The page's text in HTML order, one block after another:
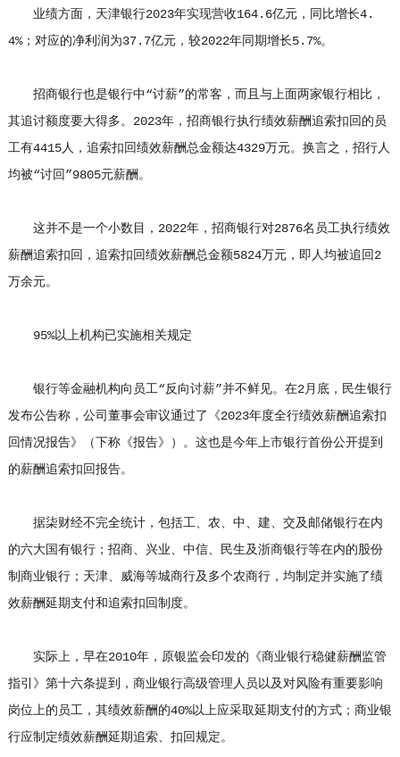
业绩方面，天津银行2023年实现营收164.6亿元，同比增长4.
4%；对应的净利润为37.7亿元，较2022年同期增长5.7%。
招商银行也是银行中“讨薪”的常客，而且与上面两家银行相比，
其追讨额度要大得多。2023年，招商银行执行绩效薪酬追索扣回的员
工有4415人，追索扣回绩效薪酬总金额达4329万元。换言之，招行人
均被“讨回”9805元薪酬。
这并不是一个小数目，2022年，招商银行对2876名员工执行绩效
薪酬追索扣回，追索扣回绩效薪酬总金额5824万元，即人均被追回2
万余元。
95%以上机构已实施相关规定
银行等金融机构向员工“反向讨薪”并不鲜见。在2月底，民生银行
发布公告称，公司董事会审议通过了《2023年度全行绩效薪酬追索扣
回情况报告》（下称《报告》）。这也是今年上市银行首份公开提到
的薪酬追索扣回报告。
据柒财经不完全统计，包括工、农、中、建、交及邮储银行在内
的六大国有银行；招商、兴业、中信、民生及浙商银行等在内的股份
制商业银行；天津、威海等城商行及多个农商行，均制定并实施了绩
效薪酬延期支付和追索扣回制度。
实际上，早在2010年，原银监会印发的《商业银行稳健薪酬监管
指引》第十六条提到，商业银行高级管理人员以及对风险有重要影响
岗位上的员工，其绩效薪酬的40%以上应采取延期支付的方式；商业银
行应制定绩效薪酬延期追索、扣回规定。